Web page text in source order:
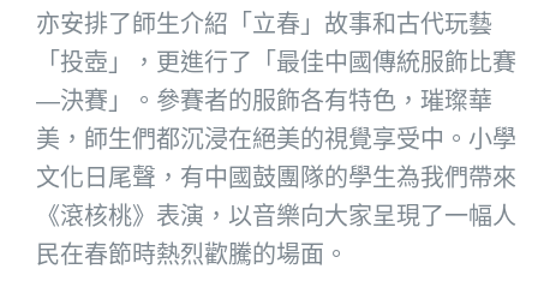
亦安排了師生介紹「立春」故事和古代玩藝
「投壺」，更進行了「最佳中國傳統服飾比賽
—決賽」。參賽者的服飾各有特色，璀璨華
美，師生們都沉浸在絕美的視覺享受中。小學
文化日尾聲，有中國鼓團隊的學生為我們帶來
《滾核桃》表演，以音樂向大家呈現了一幅人
民在春節時熱烈歡騰的場面。